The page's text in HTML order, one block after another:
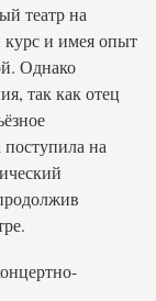
театр на
курс и имея опыт
Однако
так как отец
на